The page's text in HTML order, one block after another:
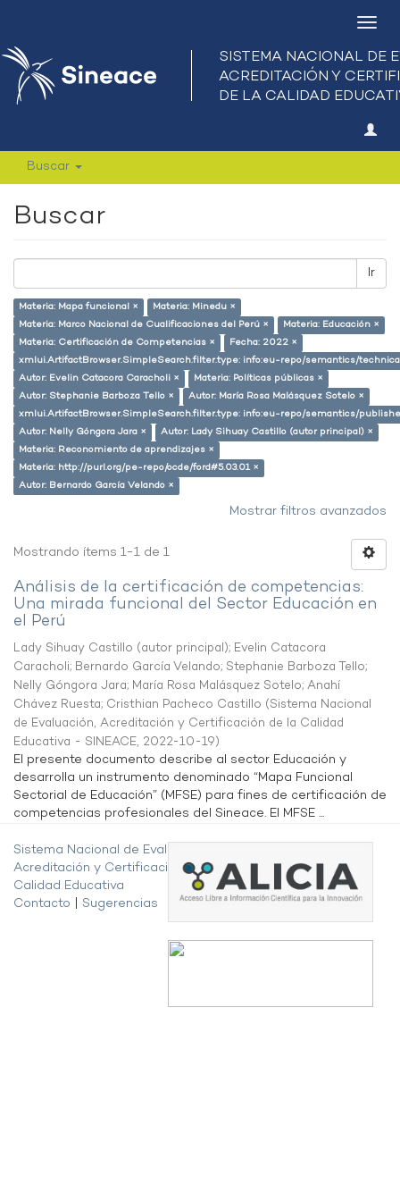
Buscar
Buscar
Ir
Materia: Mapa funcional ×
Materia: Minedu ×
Materia: Marco Nacional de Cualificaciones del Perú ×
Materia: Educación ×
Materia: Certificación de Competencias ×
Fecha: 2022 ×
xmlui.ArtifactBrowser.SimpleSearch.filter.type: info:eu-repo/semantics/
Autor: Evelin Catacora Caracholi ×
Materia: Políticas públicas ×
Autor: Stephanie Barboza Tello ×
Autor: María Rosa Malásquez Sotelo ×
xmlui.ArtifactBrowser.SimpleSearch.filter.type: info:eu-repo/semantics/
Autor: Nelly Góngora Jara ×
Autor: Lady Sihuay Castillo (autor principal) ×
Materia: Reconomiento de aprendizajes ×
Materia: http://purl.org/pe-repo/ocde/ford#5.03.01 ×
Autor: Bernardo García Velando ×
Mostrar filtros avanzados
Mostrando ítems 1-1 de 1
Análisis de la certificación de competencias:
Una mirada funcional del Sector Educación en
el Perú
Lady Sihuay Castillo (autor principal); Evelin Catacora
Caracholi; Bernardo García Velando; Stephanie Barboza Tello;
Nelly Góngora Jara; María Rosa Malásquez Sotelo; Anahí
Chávez Ruesta; Cristhian Pacheco Castillo (Sistema Nacional
de Evaluación, Acreditación y Certificación de la Calidad
Educativa - SINEACE, 2022-10-19)
El presente documento describe al sector Educación y
desarrolla un instrumento denominado “Mapa Funcional
Sectorial de Educación” (MFSE) para fines de certificación de
competencias profesionales del Sineace. El MFSE ...
Sistema Nacional de Evaluación,
Acreditación y Certificación de la
Calidad Educativa
Contacto
Sugerencias